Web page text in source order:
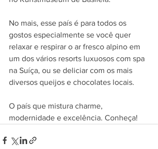
No mais, esse país é para todos os
gostos especialmente se você quer
relaxar e respirar o ar fresco alpino em
um dos vários resorts luxuosos com spa
na Suíça, ou se deliciar com os mais
diversos queijos e chocolates locais.
O país que mistura charme,
modernidade e excelência. Conheça!